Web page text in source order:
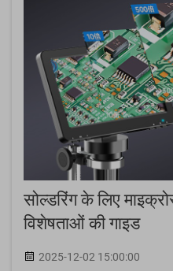
सोल्डरिंग के लिए
विशेषताओं की गाइड
2025-12-02 15:00:00